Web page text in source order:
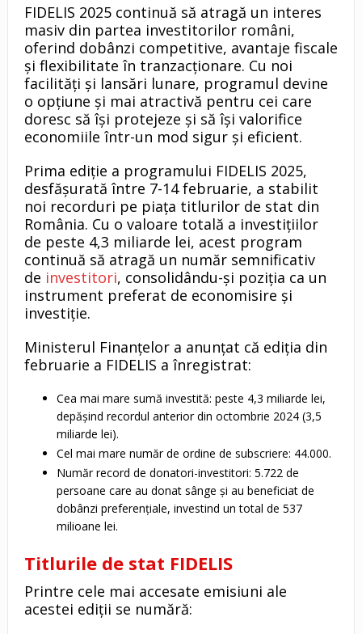
FIDELIS 2025 continuă să atragă un interes
masiv din partea investitorilor români,
oferind dobânzi competitive, avantaje fiscale
și flexibilitate în tranzacționare. Cu noi
facilități și lansări lunare, programul devine
o opțiune și mai atractivă pentru cei care
doresc să își protejeze și să își valorifice
economiile într-un mod sigur și eficient.
Prima ediție a programului FIDELIS 2025,
desfășurată între 7-14 februarie, a stabilit
noi recorduri pe piața titlurilor de stat din
România. Cu o valoare totală a investițiilor
de peste 4,3 miliarde lei, acest program
continuă să atragă un număr semnificativ
de investitori, consolidându-și poziția ca un
instrument preferat de economisire și
investiție.
Ministerul Finanțelor a anunțat că ediția din
februarie a FIDELIS a înregistrat:
Cea mai mare sumă investită: peste 4,3 miliarde lei,
depășind recordul anterior din octombrie 2024 (3,5
miliarde lei).
Cel mai mare număr de ordine de subscriere: 44.000.
Număr record de donatori-investitori: 5.722 de
persoane care au donat sânge și au beneficiat de
dobânzi preferențiale, investind un total de 537
milioane lei.
Titlurile de stat FIDELIS
Printre cele mai accesate emisiuni ale
acestei ediții se numără: